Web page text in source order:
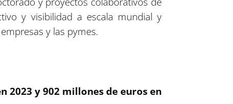
y visibilidad a escala mundial y
y las pymes.
2023 y 902 millones de euros en